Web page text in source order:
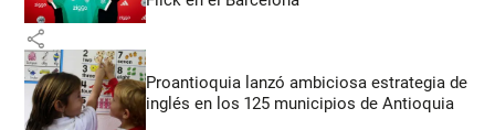
share
Proantioquia lanzó ambiciosa estrategia de
inglés en los 125 municipios de Antioquia